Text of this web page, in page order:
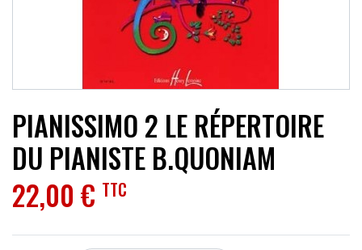
PIANISSIMO 2 LE RÉPERTOIRE
DU PIANISTE B.QUONIAM
22,00 € TTC
ACCESSOIRES
EFFETS
PROMOTIONS